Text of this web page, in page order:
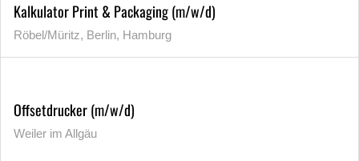
Kalkulator Print & Packaging (m/w/d)
Röbel/Müritz, Berlin, Hamburg
Offsetdrucker (m/w/d)
Weiler im Allgäu